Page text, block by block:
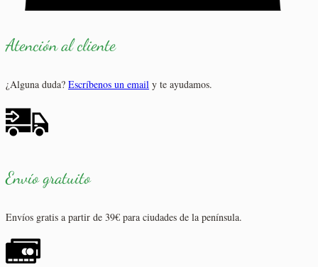
Atención al cliente
¿Alguna duda? Escríbenos un email y te ayudamos.
Envío gratuito
Envíos gratis a partir de 39€ para ciudades de la península.